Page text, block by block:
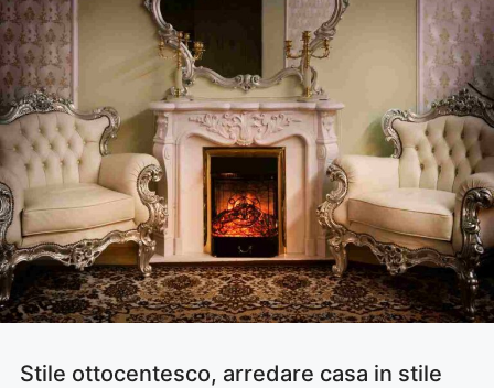
Stile ottocentesco, arredare casa in stile